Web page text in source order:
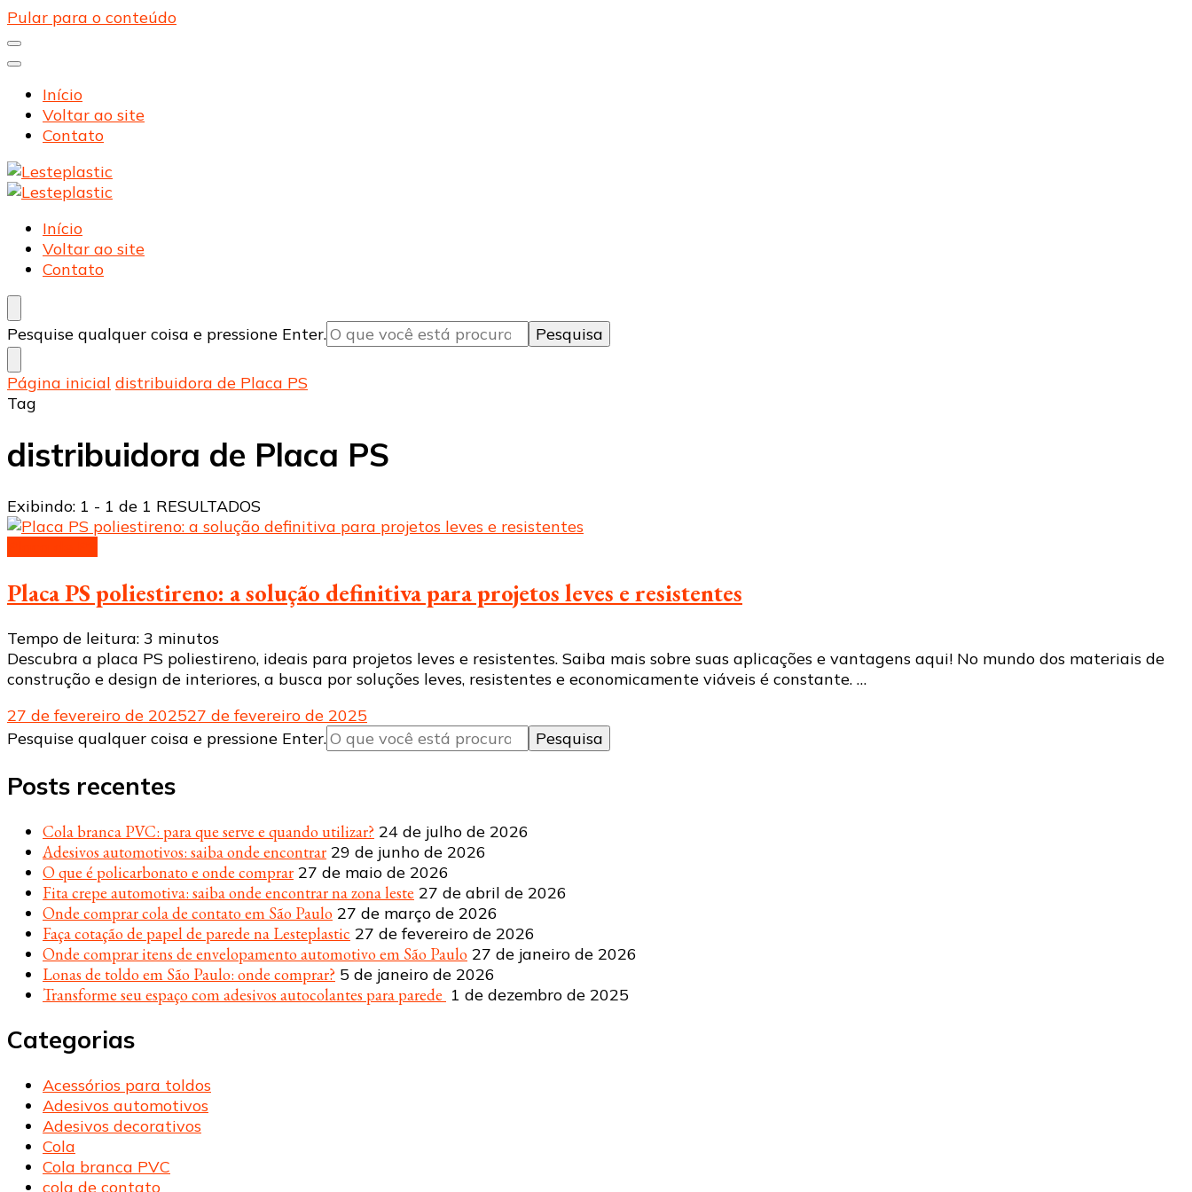
Pular para o conteúdo
Início
Voltar ao site
Contato
Lesteplastic
Blog – Lesteplastic
Lesteplastic
Blog – Lesteplastic
Início
Voltar ao site
Contato
Procurando
algo?
Pesquise qualquer coisa e pressione Enter.
Página inicial distribuidora de Placa PS
Tag
distribuidora de Placa PS
Exibindo: 1 - 1 de 1 RESULTADOS
Placa PS poliestireno: a solução definitiva para projetos leves e resistentes
Tempo de leitura: 3 minutos
Descubra a placa PS poliestireno, ideais para projetos leves e resistentes. Saiba mais sobre suas aplicações e vantagens aqui! No mundo dos materiais de
construção e design de interiores, a busca por soluções leves, resistentes e economicamente viáveis ​​é constante. …
27 de fevereiro de 202527 de fevereiro de 2025
Procurando
Pesquise qualquer coisa e pressione Enter.
Posts recentes
Cola branca PVC: para que serve e quando utilizar? 24 de julho de 2026
Adesivos automotivos: saiba onde encontrar 29 de junho de 2026
O que é policarbonato e onde comprar 27 de maio de 2026
Fita crepe automotiva: saiba onde encontrar na zona leste 27 de abril de 2026
Onde comprar cola de contato em São Paulo 27 de março de 2026
Faça cotação de papel de parede na Lesteplastic 27 de fevereiro de 2026
Onde comprar itens de envelopamento automotivo em São Paulo 27 de janeiro de 2026
Lonas de toldo em São Paulo: onde comprar? 5 de janeiro de 2026
Transforme seu espaço com adesivos autocolantes para parede 1 de dezembro de 2025
Categorias
Acessórios para toldos
Adesivos automotivos
Adesivos decorativos
Cola
Cola branca PVC
cola de contato